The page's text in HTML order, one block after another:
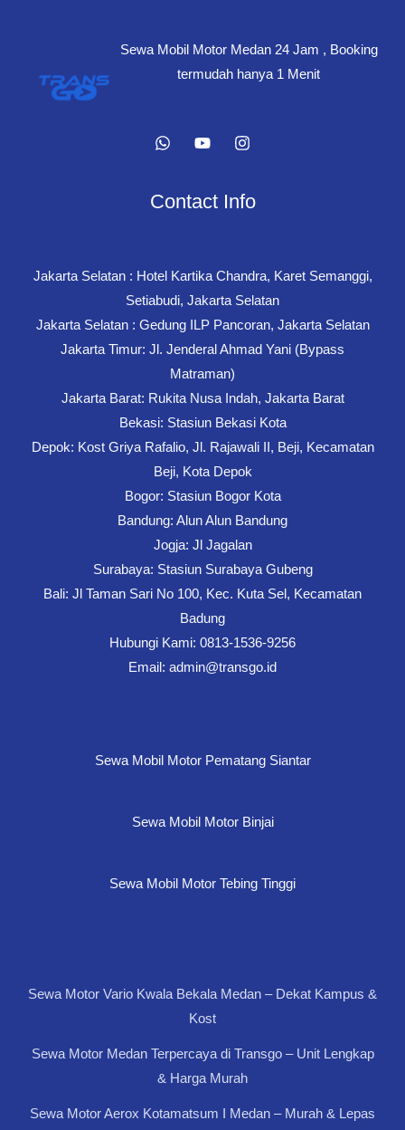
Sewa Mobil Motor Medan 24 Jam , Booking
termudah hanya 1 Menit
Contact Info
Jakarta Selatan : Hotel Kartika Chandra, Karet Semanggi,
Setiabudi, Jakarta Selatan
Jakarta Selatan : Gedung ILP Pancoran, Jakarta Selatan
Jakarta Timur: Jl. Jenderal Ahmad Yani (Bypass
Matraman)
Jakarta Barat: Rukita Nusa Indah, Jakarta Barat
Bekasi: Stasiun Bekasi Kota
Depok: Kost Griya Rafalio, Jl. Rajawali II, Beji, Kecamatan
Beji, Kota Depok
Bogor: Stasiun Bogor Kota
Bandung: Alun Alun Bandung
Jogja: Jl Jagalan
Surabaya: Stasiun Surabaya Gubeng
Bali: Jl Taman Sari No 100, Kec. Kuta Sel, Kecamatan
Badung
Hubungi Kami: 0813-1536-9256
Email: admin@transgo.id
Sewa Mobil Motor Pematang Siantar
Sewa Mobil Motor Binjai
Sewa Mobil Motor Tebing Tinggi
Sewa Motor Vario Kwala Bekala Medan – Dekat Kampus &
Kost
Sewa Motor Medan Terpercaya di Transgo – Unit Lengkap
& Harga Murah
Sewa Motor Aerox Kotamatsum I Medan – Murah & Lepas